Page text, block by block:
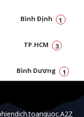
Bình Định 1
TP.HCM 3
Bình Dương 1